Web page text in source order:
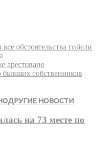
обстоятельства гибели
арестовано
собственников
ДРУГИЕ НОВОСТИ
на 73 месте по